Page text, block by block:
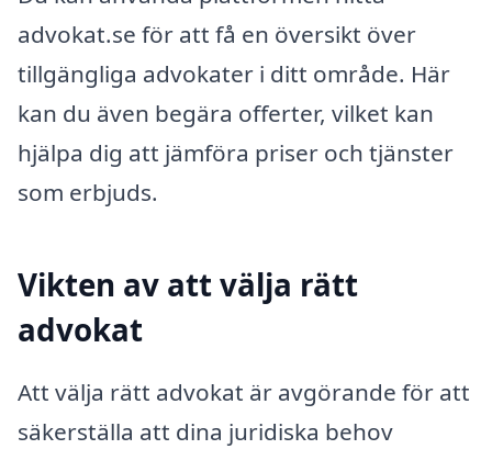
advokat.se för att få en översikt över
tillgängliga advokater i ditt område. Här
kan du även begära offerter, vilket kan
hjälpa dig att jämföra priser och tjänster
som erbjuds.
Vikten av att välja rätt
advokat
Att välja rätt advokat är avgörande för att
säkerställa att dina juridiska behov